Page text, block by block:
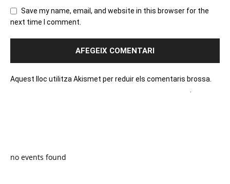
Save my name, email, and website in this browser for the
next time I comment.
Aquest lloc utilitza Akismet per reduir els comentaris brossa.
.
no events found